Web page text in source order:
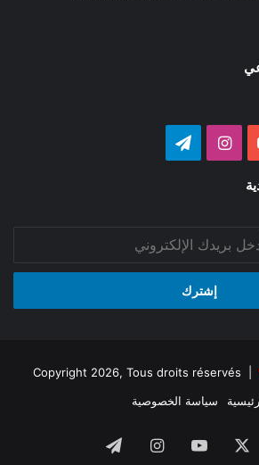
‫YouTubeانستقرام
سياسة الخصوصية
‫YouTubeانستقرام